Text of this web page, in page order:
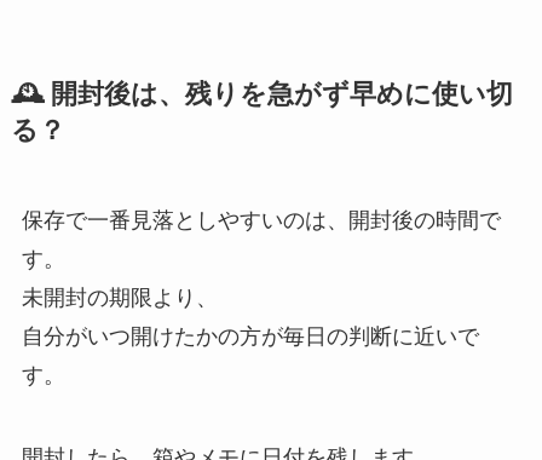
🕰 開封後は、残りを急がず早めに使い切
る？
保存で一番見落としやすいのは、開封後の時間で
す。
未開封の期限より、
自分がいつ開けたかの方が毎日の判断に近いで
す。